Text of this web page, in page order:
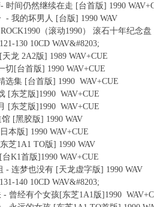
- 时间仍然继续在走 [台首版] 1990
- 我的坏男人 [台版] 1990 WAV
（滚动1990） 滚石十年纪念盘
130 10CD WAV&#8203;
龙 2A2版] 1989 WAV+CUE
切[台首版] 1990 WAV+CUE
选集 [台首版] 1990 WAV+CUE
[东芝版]1990 WAV+CUE
[东芝版]1990 WAV+CUE
[黑胶版] 1990 WAV
本版] 1990 WAV+CUE
芝1A1 TO版] 1990 WAV
K1首版]1990 WAV+CUE
- 连梦也没有 [天龙虚字版] 1990 WAV
140 10CD WAV&#8203;
- 曾经有个女孩[东芝1A1版]1990